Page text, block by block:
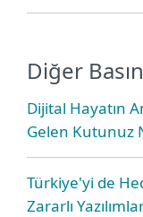
Diğer
Dijital Hayatın
Gelen Kutunuz
Türkiye'yi de
Zararlı